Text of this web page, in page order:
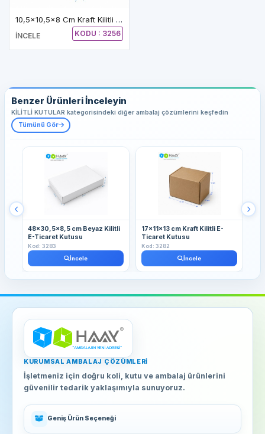
10,5x10,5x8 Cm Kraft Kilitli E-Ticaret Kutu
İNCELE KODU : 3256
Benzer Ürünleri İnceleyin
KİLİTLİ KUTULAR kategorisindeki diğer ambalaj çözümlerini keşfedin
Tümünü Gör
48x30,5x8,5 cm Beyaz Kilitli
E-Ticaret Kutusu
Kod: 3283
İncele
17x11x13 cm Kraft Kilitli E-
Ticaret Kutusu
Kod: 3282
İncele
KURUMSAL AMBALAJ ÇÖZÜMLERI
İşletmeniz için doğru koli, kutu ve ambalaj ürünlerini
güvenilir tedarik yaklaşımıyla sunuyoruz.
Geniş Ürün Seçeneği